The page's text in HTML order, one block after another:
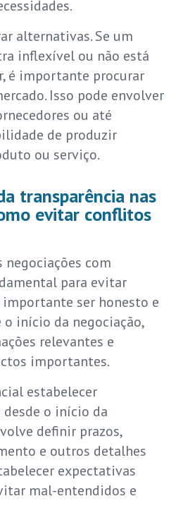
alternativas. Se um
inflexível ou não está
é importante procurar
Isso pode envolver
ou até
de produzir
ou serviço.
transparência nas
evitar conflitos
negociações com
para evitar
ser honesto e
início da negociação,
relevantes e
importantes.
estabelecer
o início da
definir prazos,
e outros detalhes
expectativas
mal-entendidos e